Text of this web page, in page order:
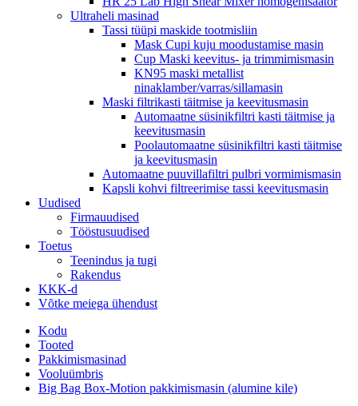
Ultraheli masinad
Tassi tüüpi maskide tootmisliin
Mask Cupi kuju moodustamise masin
Cup Maski keevitus- ja trimmimismasin
KN95 maski metallist
ninaklamber/varras/sillamasin
Maski filtrikasti täitmise ja keevitusmasin
Automaatne süsinikfiltri kasti täitmise ja
keevitusmasin
Poolautomaatne süsinikfiltri kasti täitmise
ja keevitusmasin
Automaatne puuvillafiltri pulbri vormimismasin
Kapsli kohvi filtreerimise tassi keevitusmasin
Uudised
Firmauudised
Tööstusuudised
Toetus
Teenindus ja tugi
Rakendus
KKK-d
Võtke meiega ühendust
Kodu
Tooted
Pakkimismasinad
Vooluümbris
Big Bag Box-Motion pakkimismasin (alumine kile)